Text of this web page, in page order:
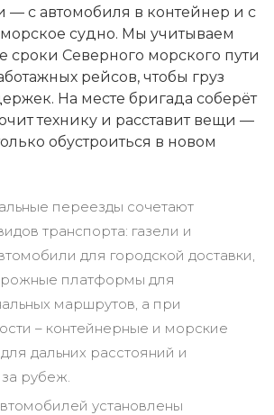
— с автомобиля в контейнер и с
судно. Мы учитываем
сроки Северного морского пути
рейсов, чтобы груз
На месте бригада соберёт
технику и расставит вещи —
обустроиться в новом
переезды сочетают
транспорта: газели и
для городской доставки,
платформы для
маршрутов, а при
– контейнерные и морские
дальних расстояний и
рубеж.
установлены